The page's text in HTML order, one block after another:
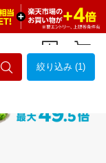
絞り込み (1)